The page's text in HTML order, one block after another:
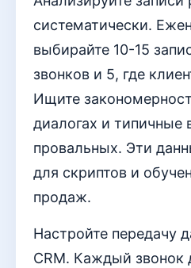
систематически.
выбирайте 10-15
звонков и 5, где
Ищите
диалогах и типичные
провальных. Эти
для скриптов и
продаж.
Настройте передачу
CRM. Каждый звонок